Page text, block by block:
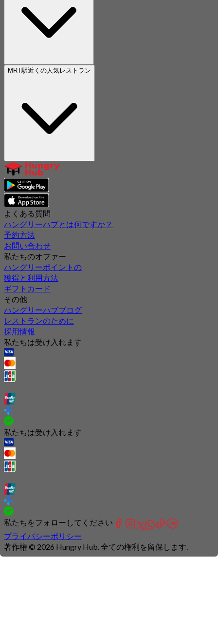
MRT駅近くの人気レストラン
よくある質問
ハングリーハブとは何ですか？
予約方法
お問い合わせ
私たちのオファー
ハングリーポイントの
獲得と利用方法
ギフトカード
その他
ハングリーハブブログ
レストランのために
採用情報
私たちは受け入れます
私たちは受け入れます
私たちをフォローしてください
プライバシーポリシー
著作権 © 2026 Hungry Hub. 全ての権利を留保します.
Connection